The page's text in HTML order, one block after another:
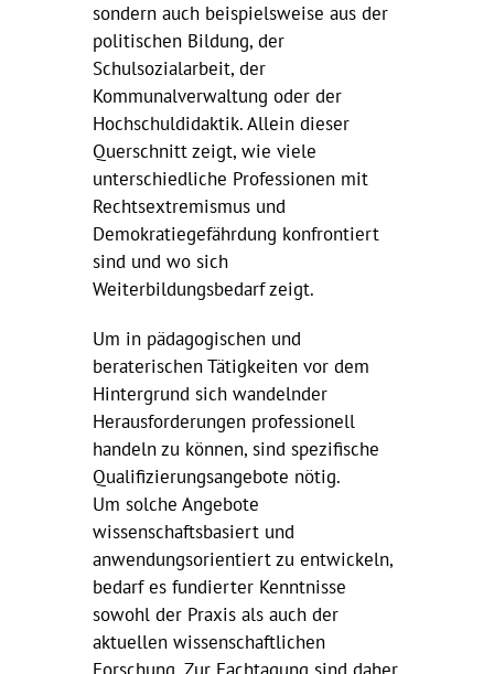
sondern auch beispielsweise aus der
politischen Bildung, der
Schulsozialarbeit, der
Kommunalverwaltung oder der
Hochschuldidaktik. Allein dieser
Querschnitt zeigt, wie viele
unterschiedliche Professionen mit
Rechtsextremismus und
Demokratiegefährdung konfrontiert
sind und wo sich
Weiterbildungsbedarf zeigt.
Um in pädagogischen und
beraterischen Tätigkeiten vor dem
Hintergrund sich wandelnder
Herausforderungen professionell
handeln zu können, sind spezifische
Qualifizierungsangebote nötig.
Um solche Angebote
wissenschaftsbasiert und
anwendungsorientiert zu entwickeln,
bedarf es fundierter Kenntnisse
sowohl der Praxis als auch der
aktuellen wissenschaftlichen